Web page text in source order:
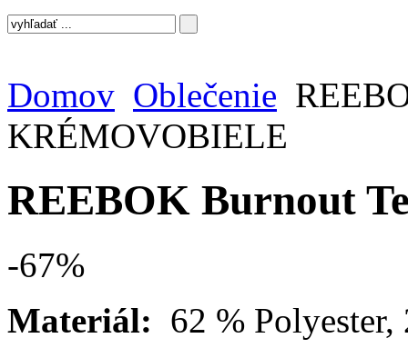
Domov Oblečenie
KRÉMOVOBIELE
REEBOK Burnout
-67%
Materiál: 62 %